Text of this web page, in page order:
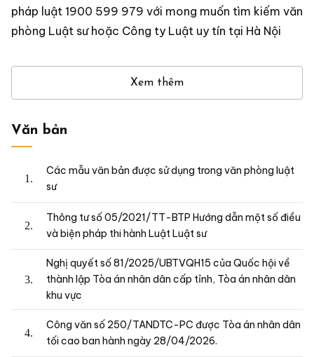
pháp luật 1900 599 979 với mong muốn tìm kiếm văn
phòng Luật sư hoặc Công ty Luật uy tín tại Hà Nội
Xem thêm
Văn bản
Các mẫu văn bản được sử dụng trong văn phòng luật
sư
Thông tư số 05/2021/TT-BTP Hướng dẫn một số điều
và biện pháp thi hành Luật Luật sư
Nghị quyết số 81/2025/UBTVQH15 của Quốc hội về
thành lập Tòa án nhân dân cấp tỉnh, Tòa án nhân dân
khu vực
Công văn số 250/TANDTC-PC được Tòa án nhân dân
tối cao ban hành ngày 28/04/2026.